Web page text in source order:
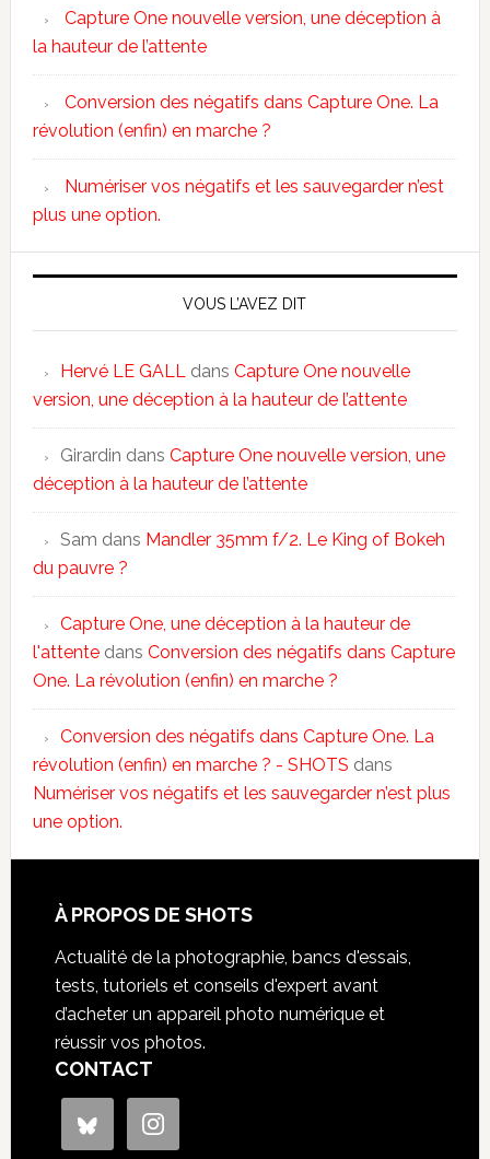
Capture One nouvelle version, une déception à
la hauteur de l’attente
Conversion des négatifs dans Capture One. La
révolution (enfin) en marche ?
Numériser vos négatifs et les sauvegarder n’est
plus une option.
VOUS L’AVEZ DIT
Hervé LE GALL dans Capture One nouvelle
version, une déception à la hauteur de l’attente
Girardin dans Capture One nouvelle version, une
déception à la hauteur de l’attente
Sam dans Mandler 35mm f/2. Le King of Bokeh
du pauvre ?
Capture One, une déception à la hauteur de
l'attentedans Conversion des négatifs dans Capture
One. La révolution (enfin) en marche ?
Conversion des négatifs dans Capture One. La
révolution (enfin) en marche ? - SHOTS dans
Numériser vos négatifs et les sauvegarder n’est plus
une option.
À PROPOS DE SHOTS
Actualité de la photographie, bancs d'essais,
tests, tutoriels et conseils d'expert avant
d’acheter un appareil photo numérique et
réussir vos photos.
CONTACT